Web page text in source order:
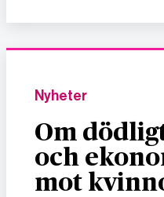
Nyheter
Om
och
mot